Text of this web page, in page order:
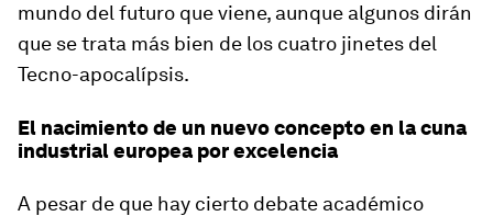
mundo del futuro que viene, aunque algunos dirán
que se trata más bien de los cuatro jinetes del
Tecno-apocalípsis.
El nacimiento de un nuevo concepto en la cuna
industrial europea por excelencia
A pesar de que hay cierto debate académico